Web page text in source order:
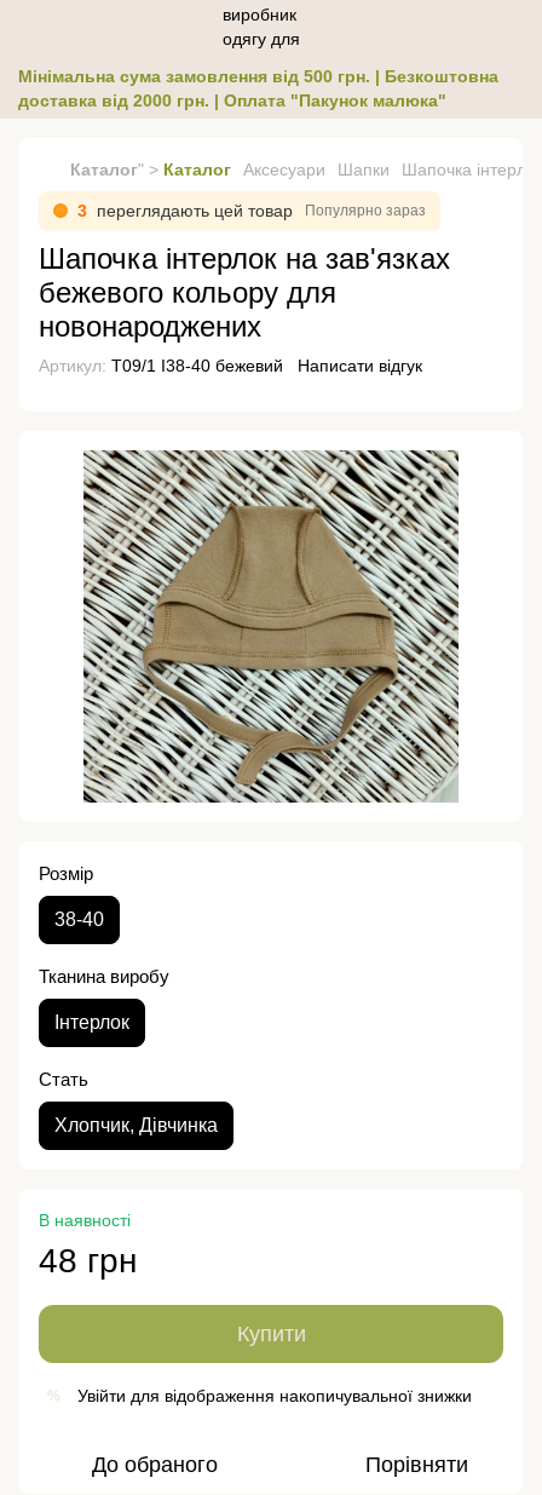
Мінімальна сума замовлення від 500 грн. | Безкоштовна
доставка від 2000 грн. | Оплата "Пакунок малюка"
Каталог" > Каталог Аксесуари Шапки Шапочка
3 переглядають цей товар Популярно зараз
Шапочка інтерлок на зав'язках
бежевого кольору для
новонароджених
Артикул: Т09/1 І38-40 бежевий Написати відгук
Розмір
38-40
Тканина виробу
Інтерлок
Стать
Хлопчик, Дівчинка
В наявності
48 грн
Купити
% Увійти для відображення накопичувальної знижки
До обраного Порівняти